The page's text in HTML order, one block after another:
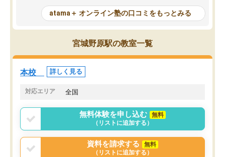
が、自分で自分の管理ができない人に
とっては難しい部分もあるのではない
かと思った。
元数が可視化されるので
しながら意欲的に取り組
常に効果を実感している
になった現在も大学受験
して利用しており、自信
すめできる塾です。
atama＋ オンライン塾の口コミをもっとみる
宮城野原駅の教室一覧
本校 詳しく見る
対応エリア 全国
無料体験を申し込む
無料
（リストに追加する）
資料を請求する
無料
（リストに追加する）